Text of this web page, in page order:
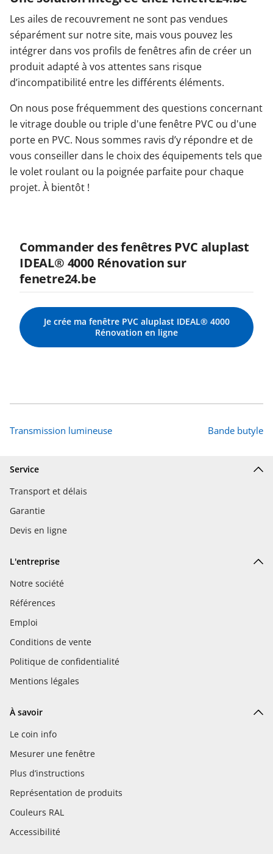
Les ailes de recouvrement ne sont pas vendues
séparément sur notre site, mais vous pouvez les
intégrer dans vos profils de fenêtres afin de créer un
produit adapté à vos attentes sans risque
d’incompatibilité entre les différents éléments.
On nous pose fréquemment des questions concernant
le vitrage double ou triple d'une fenêtre PVC ou d'une
porte en PVC. Nous sommes ravis d’y répondre et de
vous conseiller dans le choix des équipements tels que
le volet roulant ou la poignée parfaite pour chaque
projet. À bientôt !
Commander des fenêtres PVC aluplast
IDEAL® 4000 Rénovation sur
fenetre24.be
Je crée ma fenêtre PVC aluplast IDEAL® 4000
Rénovation en ligne
Transmission lumineuse Bande butyle
Service
Transport et délais
Garantie
Devis en ligne
L'entreprise
Notre société
Références
Emploi
Conditions de vente
Politique de confidentialité
Mentions légales
À savoir
Le coin info
Mesurer une fenêtre
Plus d’instructions
Représentation de produits
Couleurs RAL
Accessibilité